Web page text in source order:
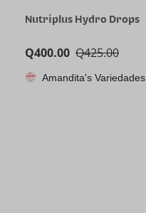
Nutriplus Hydro Drops
Q425.00
Q400.00
Amandita's Variedades